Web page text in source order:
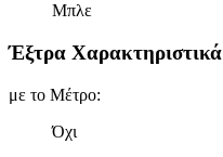
Μπλε
Έξτρα Χαρακτηριστικά
με το Μέτρο:
Όχι